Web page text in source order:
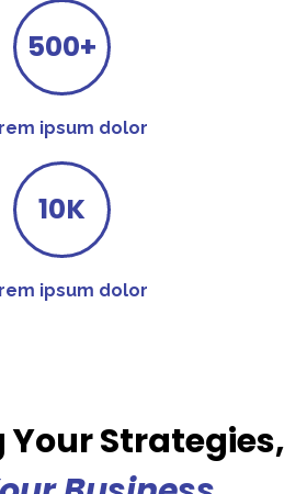
500+
ipsum dolor
10K
ipsum dolor
Strategies,